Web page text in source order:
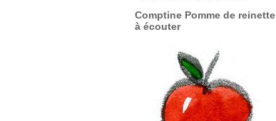
Comptine Pomme de reinette
à écouter